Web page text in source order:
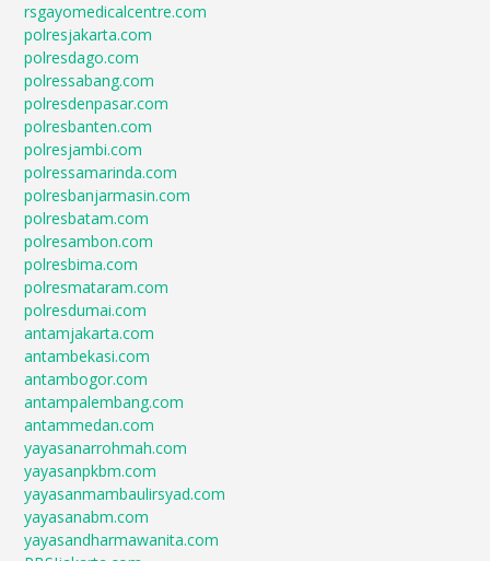
rsgayomedicalcentre.com
polresjakarta.com
polresdago.com
polressabang.com
polresdenpasar.com
polresbanten.com
polresjambi.com
polressamarinda.com
polresbanjarmasin.com
polresbatam.com
polresambon.com
polresbima.com
polresmataram.com
polresdumai.com
antamjakarta.com
antambekasi.com
antambogor.com
antampalembang.com
antammedan.com
yayasanarrohmah.com
yayasanpkbm.com
yayasanmambaulirsyad.com
yayasanabm.com
yayasandharmawanita.com